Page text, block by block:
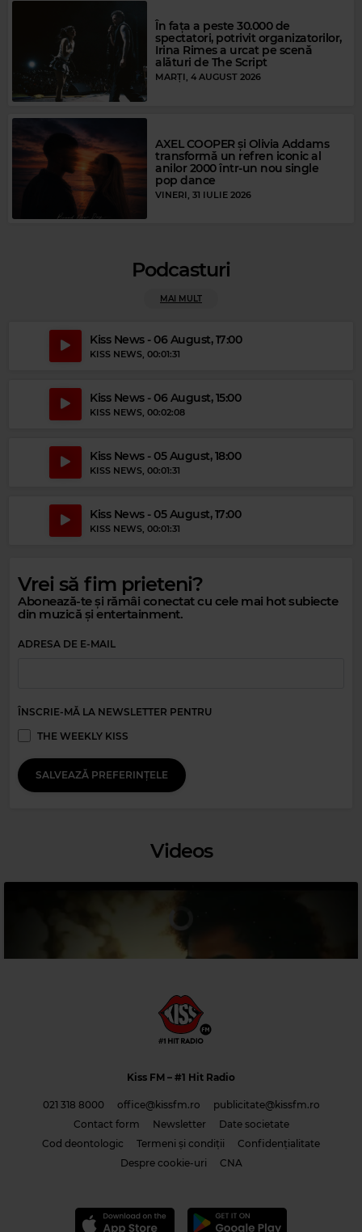
Magic Gold
THE ANDREW SISTERS–RUM AND COCA COLA
MAGIC PARTY MIX–MAGIC PARTY MIX
SHALLOU FEAT WALES
În fața a peste 30.000 de
spectatori, potrivit organizatorilor,
Irina Rimes a urcat pe scenă
alături de The Script
MARȚI, 4 AUGUST 2026
AXEL COOPER și Olivia Addams
transformă un refren iconic al
anilor 2000 într-un nou single
pop dance
VINERI, 31 IULIE 2026
Podcasturi
MAI MULT
Kiss News - 06 August, 17:00
KISS NEWS, 00:01:31
Kiss News - 06 August, 15:00
KISS NEWS, 00:02:08
Kiss News - 05 August, 18:00
KISS NEWS, 00:01:31
Kiss News - 05 August, 17:00
KISS NEWS, 00:01:31
Vrei să fim prieteni?
Abonează-te și rămâi conectat cu cele mai hot subiecte
din muzică și entertainment.
ADRESA DE E-MAIL
ÎNSCRIE-MĂ LA NEWSLETTER PENTRU
THE WEEKLY KISS
SALVEAZĂ PREFERINȚELE
Videos
Costi & Adrian Saguna & Benzol – Solo tu -1
Kiss FM – #1 Hit Radio
021 318 8000 office@kissfm.ro
publicitate@kissfm.ro
Contact form
Newsletter
Date societate
Cod deontologic
Termeni și condiții
Confidențialitate
Despre cookie-uri
CNA